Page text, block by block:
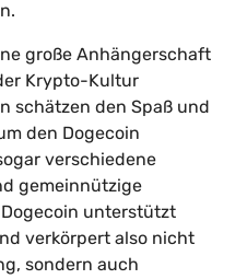
große Anhängerschaft
Krypto-Kultur
schätzen den Spaß und
den Dogecoin
verschiedene
gemeinnützige
unterstützt
verkörpert also nicht
sondern auch